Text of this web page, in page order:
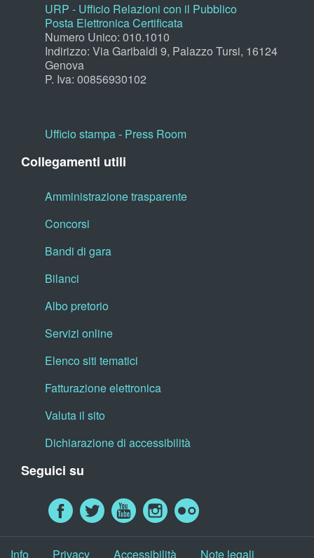
URP - Ufficio Relazioni con il Pubblico
Posta Elettronica Certificata
Numero Unico: 010.1010
Indirizzo: Via Garibaldi 9, Palazzo Tursi, 16124
Genova
P. Iva: 00856930102
Ufficio stampa - Press Room
Collegamenti utili
Amministrazione trasparente
Concorsi
Bandi di gara
Bilanci
Albo pretorio
Servizi online
Elenco siti tematici
Fatturazione elettronica
Valuta il sito
Dichiarazione di accessibilità
Seguici su
Info Privacy Accessibilità Note legali